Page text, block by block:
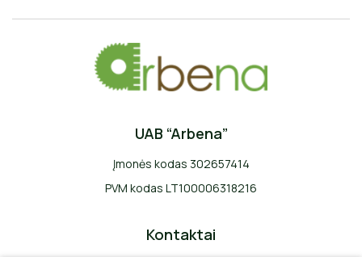
UAB “Arbena”
Įmonės kodas 302657414
PVM kodas LT100006318216
Kontaktai